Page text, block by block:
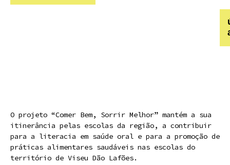
O projeto “Comer Bem, Sorrir Melhor” mantém a sua
itinerância pelas escolas da região, a contribuir
para a literacia em saúde oral e para a promoção de
práticas alimentares saudáveis nas escolas do
território de Viseu Dão Lafões.